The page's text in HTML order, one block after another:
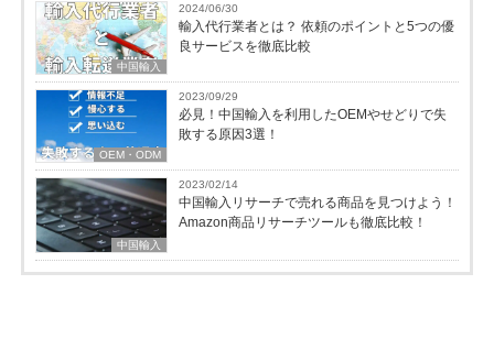
中国輸入
2024/06/30
輸入代行業者とは？ 依頼のポイントと5つの優
良サービスを徹底比較
OEM・ODM
2023/09/29
必見！中国輸入を利用したOEMやせどりで失
敗する原因3選！
中国輸入
2023/02/14
中国輸入リサーチで売れる商品を見つけよう！
Amazon商品リサーチツールも徹底比較！